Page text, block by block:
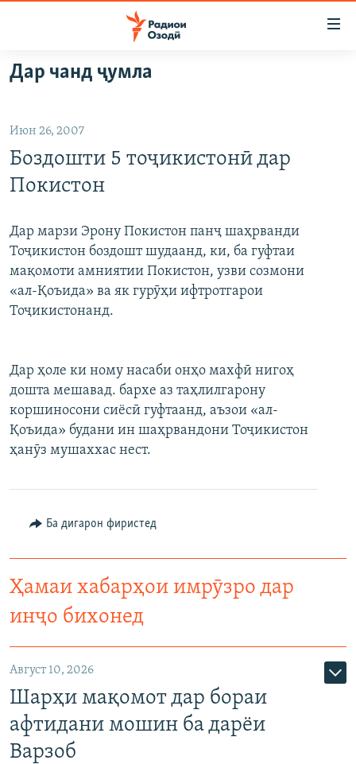
Ҷаҳиш
ба
аслӣ
ба
феҳристи
Ҷаҳиш
ба
ҷустор
ГӮШАҲО
ҶОМЕА
ОСИЁИ МАРКАЗӢ
ФАРҲАНГ
МЕҲМОНИ ОЗОДӢ
ВАРЗИШ
САЛОМ, ХОҲАР
ҶАНГ ДАР УКРАИНА
НАЗАРИ МАРДУМ
БЛОГИСТОН
ОЗОДӢ ОНЛАЙН
ЧАНДРАСОНАӢ
ВИДЕО
ГУЗОРИШҲОИ РАДИОӢ
РӮЙХАТҲО
Русский
ПАЙГИРӢ КУНЕД
Ҳамаи сомонаҳои RFE/RL
Дар чанд ҷумла
Июн 26, 2007
Боздошти 5 тоҷикистонӣ дар
Покистон
Дар марзи Эрону Покистон панҷ шаҳрванди
Тоҷикистон боздошт шудаанд, ки, ба гуфтаи
мақомоти амниятии Покистон, узви созмони
«ал-Қоъида» ва як гурӯҳи ифтротгарои
Тоҷикистонанд.
Дар ҳоле ки ному насаби онҳо махфӣ нигоҳ
дошта мешавад. бархе аз таҳлилгарону
коршиносони сиёсӣ гуфтаанд, аъзои «ал-
Қоъида» будани ин шаҳрвандони Тоҷикистон
ҳанӯз мушаххас нест.
Ба дигарон фиристед
Ҳамаи хабарҳои имрӯзро дар
инҷо бихонед
Август 10, 2026
Шарҳи мақомот дар бораи
афтидани мошин ба дарёи
Варзоб